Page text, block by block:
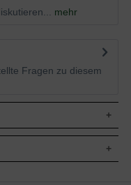
mehr
Fragen zu diesem
'Dark Green'